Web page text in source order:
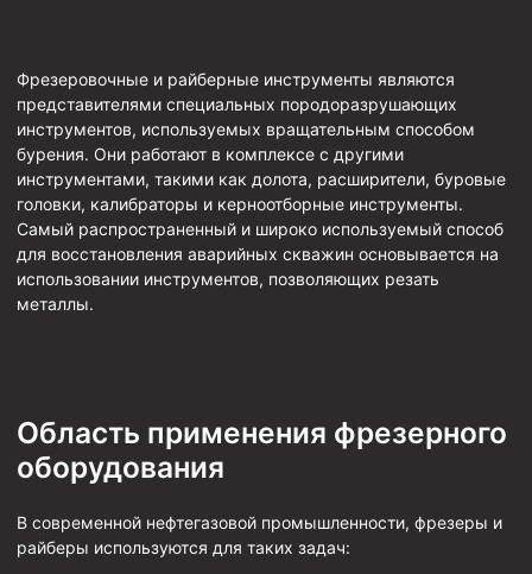
Патрубки цементировочные ПЦ
Краны шаровые КШЗ
Головки цементировочные универсальные
Устройство экранирующее для цементирования
скважин УЭЦС
Турбулизаторы типа ЦТ
Клапаны обратные
Краны шаровые и пробковые
Муфты ступенчатого цементирования
Пробки цементировочные
Фрезеровочные и райберные инструменты являются
представителями специальных породоразрушающих
инструментов, используемых вращательным способом
бурения. Они работают в комплексе с другими
инструментами, такими как долота, расширители, буровые
головки, калибраторы и керноотборные инструменты.
Самый распространенный и широко используемый способ
для восстановления аварийных скважин основывается на
использовании инструментов, позволяющих резать
металлы.
Область применения фрезерного
оборудования
В современной нефтегазовой промышленности, фрезеры и
райберы используются для таких задач: